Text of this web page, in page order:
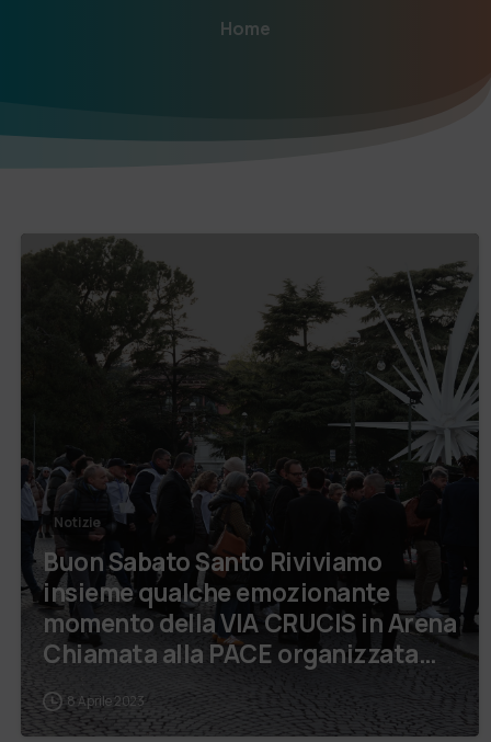
Home
Notizie
Buon Sabato Santo Riviviamo
insieme qualche emozionante
momento della VIA CRUCIS in Arena
Chiamata alla PACE organizzata
ieri, 7 aprile, …
8 Aprile 2023